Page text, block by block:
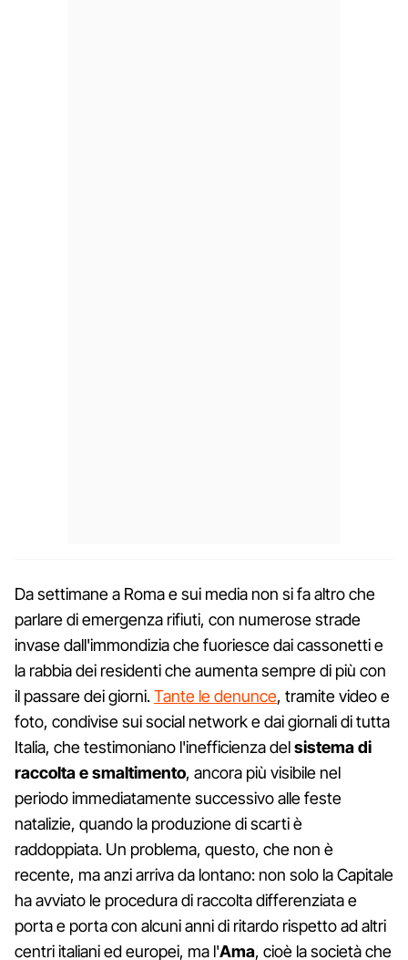
Da settimane a Roma e sui media non si fa altro che
parlare di emergenza rifiuti, con numerose strade
invase dall'immondizia che fuoriesce dai cassonetti e
la rabbia dei residenti che aumenta sempre di più con
il passare dei giorni.Tante le denunce, tramite video e
foto, condivise sui social network e dai giornali di tutta
Italia, che testimoniano l'inefficienza delsistema di
raccolta e smaltimento, ancora più visibile nel
periodo immediatamente successivo alle feste
natalizie, quando la produzione di scarti è
raddoppiata. Un problema, questo, che non è
recente, ma anzi arriva da lontano: non solo la Capitale
ha avviato le procedura di raccolta differenziata e
porta e porta con alcuni anni di ritardo rispetto ad altri
centri italiani ed europei, ma l'Ama, cioè la società che